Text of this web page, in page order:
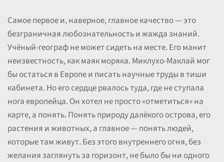
Самое первое и, наверное, главное качество — это
безграничная любознательность и жажда знаний.
Учёный-географ не может сидеть на месте. Его манит
неизвестность, как маяк моряка. Миклухо-Маклай мог
бы остаться в Европе и писать научные труды в тиши
кабинета. Но его сердце рвалось туда, где не ступала
нога европейца. Он хотел не просто «отметиться» на
карте, а понять. Понять природу далёкого острова, его
растения и животных, а главное — понять людей,
которые там живут. Без этого внутреннего огня, без
желания заглянуть за горизонт, не было бы ни одного